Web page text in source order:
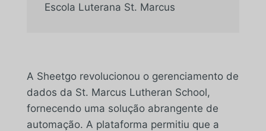
Escola Luterana St. Marcus
A Sheetgo revolucionou o gerenciamento de
dados da St. Marcus Lutheran School,
fornecendo uma solução abrangente de
automação. A plataforma permitiu que a